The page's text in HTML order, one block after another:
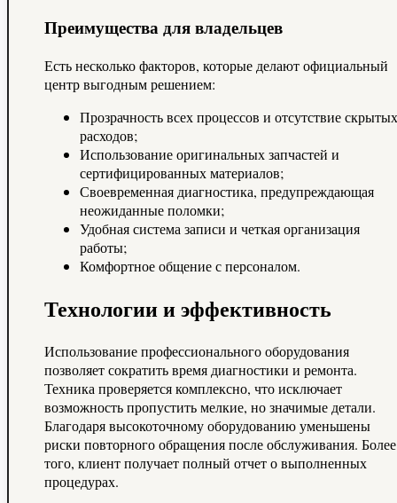
Преимущества для владельцев
Есть несколько факторов, которые делают официальный
центр выгодным решением:
Прозрачность всех процессов и отсутствие скрытых
расходов;
Использование оригинальных запчастей и
сертифицированных материалов;
Своевременная диагностика, предупреждающая
неожиданные поломки;
Удобная система записи и четкая организация
работы;
Комфортное общение с персоналом.
Технологии и эффективность
Использование профессионального оборудования
позволяет сократить время диагностики и ремонта.
Техника проверяется комплексно, что исключает
возможность пропустить мелкие, но значимые детали.
Благодаря высокоточному оборудованию уменьшены
риски повторного обращения после обслуживания. Более
того, клиент получает полный отчет о выполненных
процедурах.